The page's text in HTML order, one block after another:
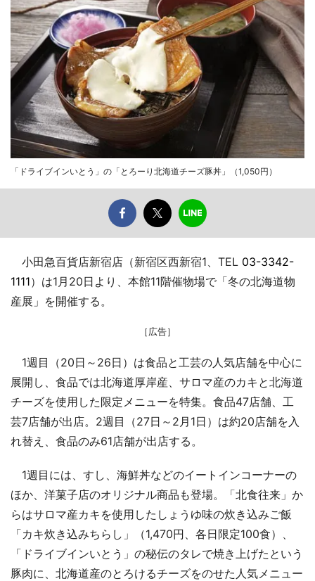
「ドライブインいとう」の「とろーり北海道チーズ豚丼」（1,050円）
小田急百貨店新宿店（新宿区西新宿1、TEL 03-3342-
1111）は1月20日より、本館11階催物場で「冬の北海道物
産展」を開催する。
［広告］
1週目（20日～26日）は食品と工芸の人気店舗を中心に
展開し、食品では北海道厚岸産、サロマ産のカキと北海道
チーズを使用した限定メニューを特集。食品47店舗、工
芸7店舗が出店。2週目（27日～2月1日）は約20店舗を入
れ替え、食品のみ61店舗が出店する。
1週目には、すし、海鮮丼などのイートインコーナーの
ほか、洋菓子店のオリジナル商品も登場。「北食往来」か
らはサロマ産カキを使用したしょうゆ味の炊き込みご飯
「カキ炊き込みちらし」（1,470円、各日限定100食）、
「ドライブインいとう」の秘伝のタレで焼き上げたという
豚肉に、北海道産のとろけるチーズをのせた人気メニュー